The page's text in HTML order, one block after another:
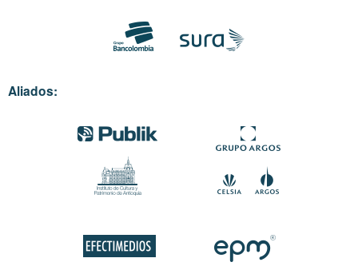
Aliados: